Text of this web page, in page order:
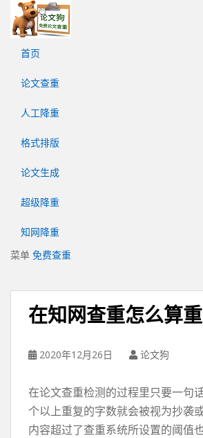
首页
论文查重
人工降重
格式排版
论文生成
超级降重
知网降重
菜单 免费查重
在知网查重怎么算
2020年12月26日 论文狗
在论文查重检测的过程里只要一句
个以上重复的字数就会被视为抄袭
内容超过了查重系统所设置的阈值